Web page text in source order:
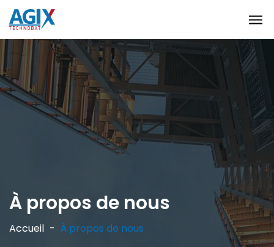
À propos de nous
Accueil À propos de nous